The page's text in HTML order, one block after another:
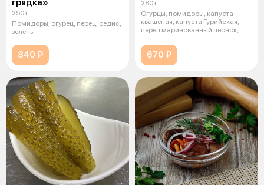
грядка»
250 г
Помидоры, огурец, перец, редис,
зелень
840 ₽
280 г
Огурцы, помидоры, капуста
квашеная, капуста Гурийская,
перец маринованный чеснок,
670 ₽